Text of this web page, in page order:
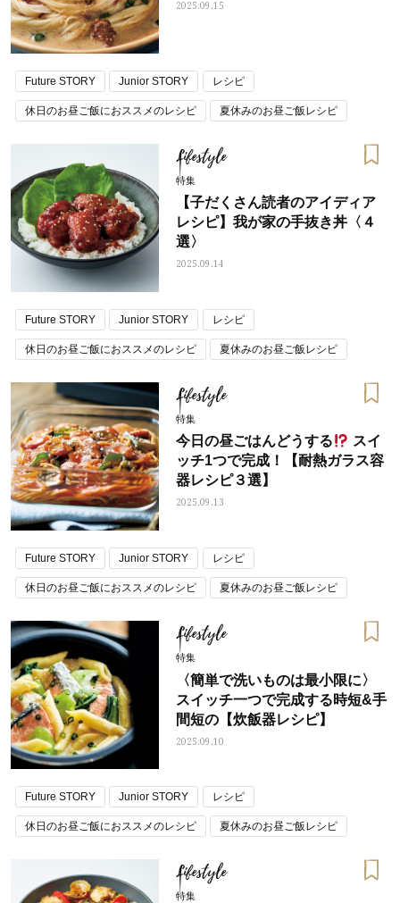
2025.09.15
Future STORY Junior STORY レシピ
休日のお昼ご飯におススメのレシピ 夏休みのお昼ご飯レシピ
Lifestyle
特集
【子だくさん読者のアイディア
レシピ】我が家の手抜き丼〈４
選〉
2025.09.14
Future STORY Junior STORY レシピ
休日のお昼ご飯におススメのレシピ 夏休みのお昼ご飯レシピ
Lifestyle
特集
今日の昼ごはんどうする
スイ
ッチ1つで完成！【耐熱ガラス容
器レシピ３選】
2025.09.13
Future STORY Junior STORY レシピ
休日のお昼ご飯におススメのレシピ 夏休みのお昼ご飯レシピ
Lifestyle
特集
〈簡単で洗いものは最小限に〉
スイッチ一つで完成する時短&手
間短の【炊飯器レシピ】
2025.09.10
Future STORY Junior STORY レシピ
休日のお昼ご飯におススメのレシピ 夏休みのお昼ご飯レシピ
Lifestyle
特集